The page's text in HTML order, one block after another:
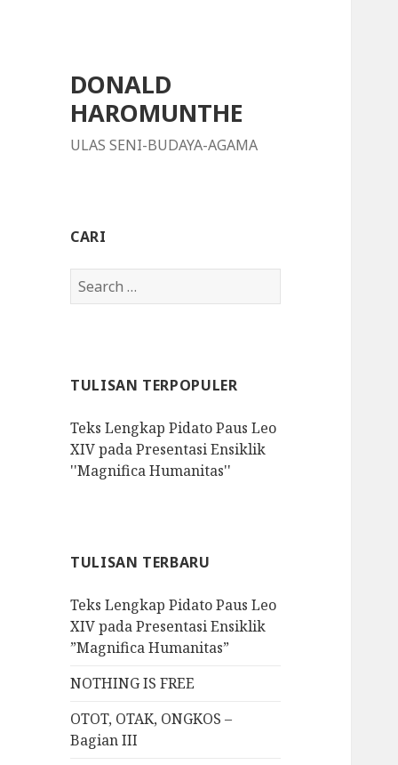
DONALD
HAROMUNTHE
ULAS SENI-BUDAYA-AGAMA
CARI
S
e
h
o
r
:
TULISAN TERPOPULER
Teks Lengkap Pidato Paus Leo
XIV pada Presentasi Ensiklik
''Magnifica Humanitas''
TULISAN TERBARU
Teks Lengkap Pidato Paus Leo
XIV pada Presentasi Ensiklik
”Magnifica Humanitas”
NOTHING IS FREE
OTOT, OTAK, ONGKOS –
Bagian III